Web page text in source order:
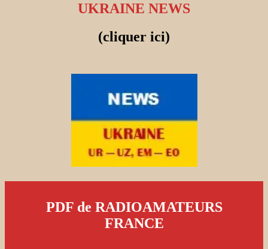
UKRAINE NEWS
(cliquer ici)
PDF de RADIOAMATEURS
FRANCE